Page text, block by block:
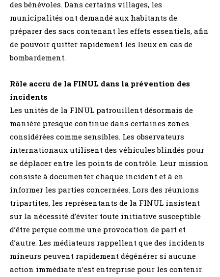
des bénévoles. Dans certains villages, les
municipalités ont demandé aux habitants de
préparer des sacs contenant les effets essentiels, afin
de pouvoir quitter rapidement les lieux en cas de
bombardement.
Rôle accru de la FINUL dans la prévention des
incidents
Les unités de la FINUL patrouillent désormais de
manière presque continue dans certaines zones
considérées comme sensibles. Les observateurs
internationaux utilisent des véhicules blindés pour
se déplacer entre les points de contrôle. Leur mission
consiste à documenter chaque incident et à en
informer les parties concernées. Lors des réunions
tripartites, les représentants de la FINUL insistent
sur la nécessité d’éviter toute initiative susceptible
d’être perçue comme une provocation de part et
d’autre. Les médiateurs rappellent que des incidents
mineurs peuvent rapidement dégénérer si aucune
action immédiate n’est entreprise pour les contenir.